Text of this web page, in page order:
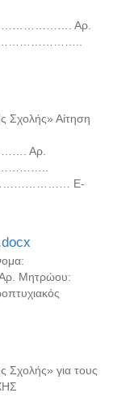
Αρ.
Σχολής» Αίτηση
Αρ.
Ε-
Μητρώου:
Σχολής» για τους